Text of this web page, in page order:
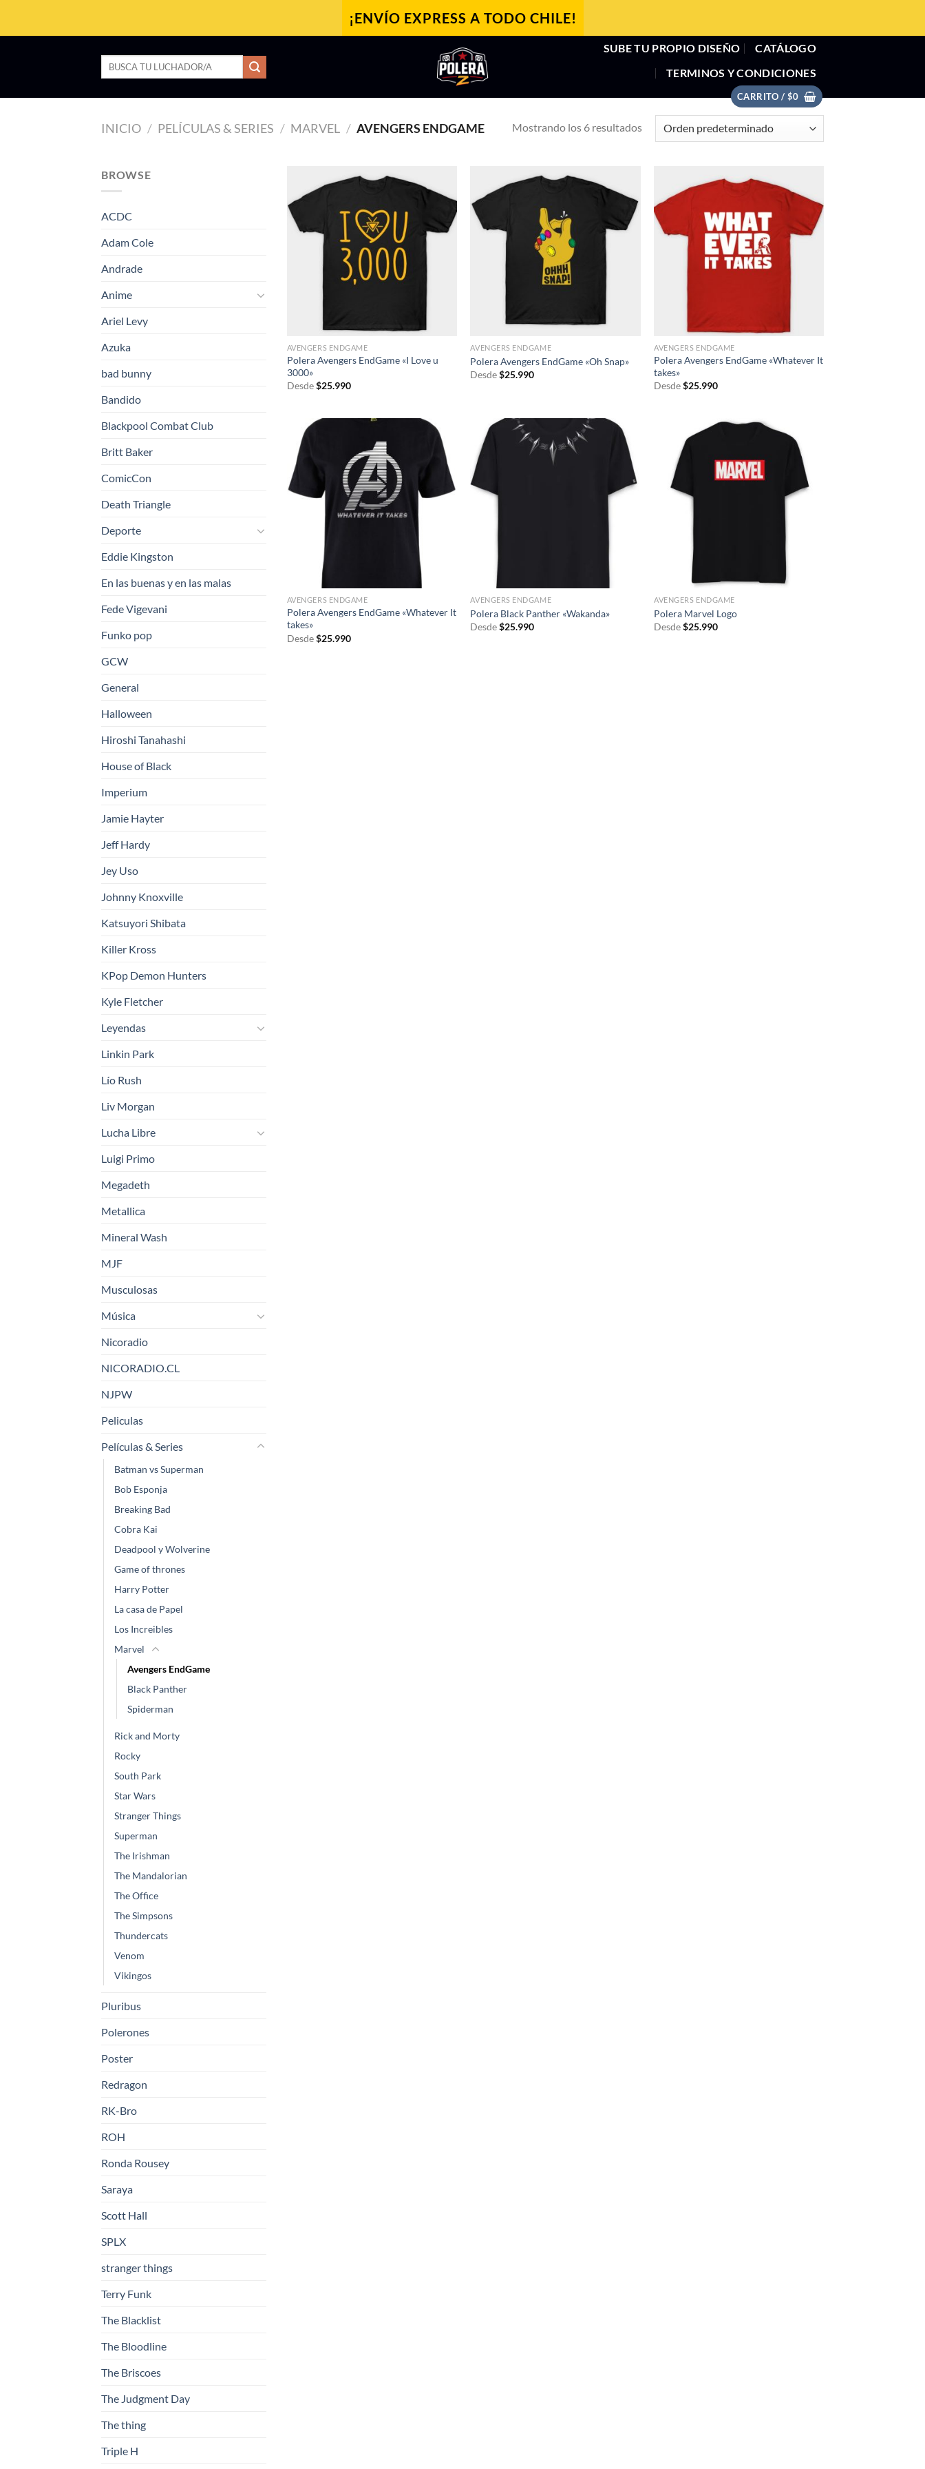
¡ENVÍO EXPRESS A TODO CHILE!
Buscar
SUBE TU PROPIO DISEÑO
CATÁLOGO
TERMINOS Y CONDICIONES
CARRITO / $0
INICIO / PELÍCULAS & SERIES / MARVEL / AVENGERS ENDGAME Mostrando los 6 resultados
BROWSE
ACDC
Adam Cole
Andrade
Anime
Ariel Levy
Azuka
bad bunny
Bandido
Blackpool Combat Club
Britt Baker
ComicCon
Death Triangle
Deporte
Eddie Kingston
En las buenas y en las malas
Fede Vigevani
Funko pop
GCW
General
Halloween
Hiroshi Tanahashi
House of Black
Imperium
Jamie Hayter
Jeff Hardy
Jey Uso
Johnny Knoxville
Katsuyori Shibata
Killer Kross
KPop Demon Hunters
Kyle Fletcher
Leyendas
Linkin Park
Lío Rush
Liv Morgan
Lucha Libre
Luigi Primo
Megadeth
Metallica
Mineral Wash
MJF
Musculosas
Música
Nicoradio
NICORADIO.CL
NJPW
Peliculas
Películas & Series
Batman vs Superman
Bob Esponja
Breaking Bad
Cobra Kai
Deadpool y Wolverine
Game of thrones
Harry Potter
La casa de Papel
Los Increibles
Marvel
Avengers EndGame
Black Panther
Spiderman
Rick and Morty
Rocky
South Park
Star Wars
Stranger Things
Superman
The Irishman
The Mandalorian
The Office
The Simpsons
Thundercats
Venom
Vikingos
Pluribus
Polerones
Poster
Redragon
RK-Bro
ROH
Ronda Rousey
Saraya
Scott Hall
SPLX
stranger things
Terry Funk
The Blacklist
The Bloodline
The Briscoes
The Judgment Day
The thing
Triple H
AVENGERS ENDGAME
Polera Avengers EndGame «I Love u
3000»
Desde$25.990
AVENGERS ENDGAME
Polera Avengers EndGame «Oh Snap»
Desde $25.990
AVENGERS ENDGAME
Polera Avengers EndGame «Whatever It
takes»
Desde$25.990
AVENGERS ENDGAME
Polera Avengers EndGame «Whatever It
takes»
Desde$25.990
AVENGERS ENDGAME
Polera Black Panther «Wakanda»
Desde $25.990
AVENGERS ENDGAME
Polera Marvel Logo
Desde$25.990